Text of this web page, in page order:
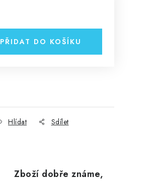
PŘIDAT DO KOŠÍKU
Hlídat Sdílet
Zboží dobře známe,